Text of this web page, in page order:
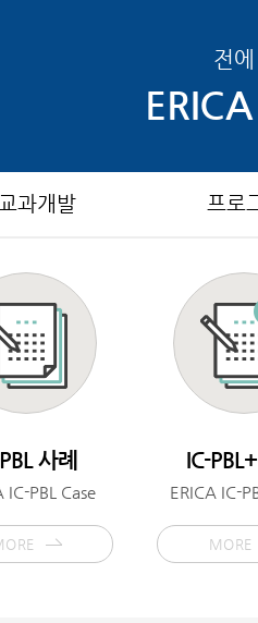
전
교과개발 프로
사례
IC-PBL Case
IC-
ERICA IC-
MORE